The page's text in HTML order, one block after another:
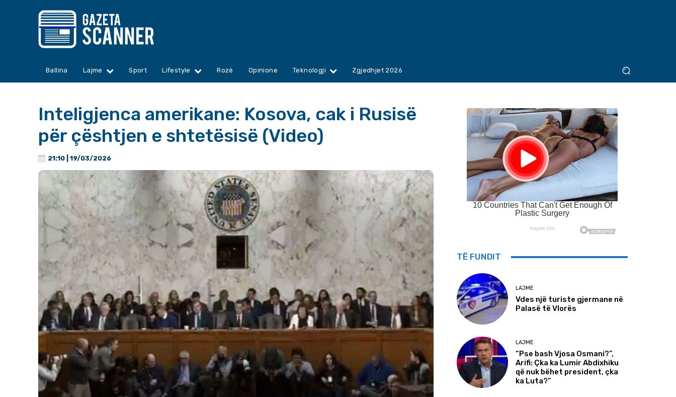
Ballina Lajme Sport Lifestyle Rozë Opinione Teknologji Zgjedhjet 2026
Inteligjenca amerikane: Kosova, cak i Rusisë
për çështjen e shtetësisë (Video)
21:10 | 19/03/2026
TË FUNDIT
LAJME
Vdes një turiste gjermane në
Palasë të Vlorës
LAJME
“Pse bash Vjosa Osmani?”,
Arifi: Çka ka Lumir Abdixhiku
që nuk bëhet president, çka
ka Luta?”